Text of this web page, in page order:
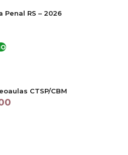
Penal RS – 2026
CTSP/CBM